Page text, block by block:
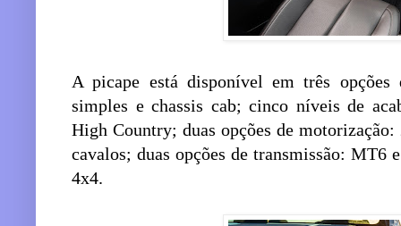
A picape está disponível em três opções
simples e chassis cab; cinco níveis de
High Country; duas opções de
cavalos; duas opções de transmissão: MT6
4x4.